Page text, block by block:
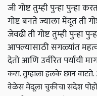
जी गोष्ट तुम्ही पुन्हा पुन्हा
गोष्ट बनते ज्याला मेंदूत ती
जेवढी ती गोष्ट तुम्ही पुन्हा
आपल्यासाठी सगळ्यांत
देतो आणि उर्वरित पर्यायी
करा. तुम्हाला हलके छान
वेळेस मेंदूला चुकीचा संदेश